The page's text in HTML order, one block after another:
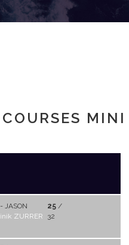
MINI
JASON
ZURRER
25/
32